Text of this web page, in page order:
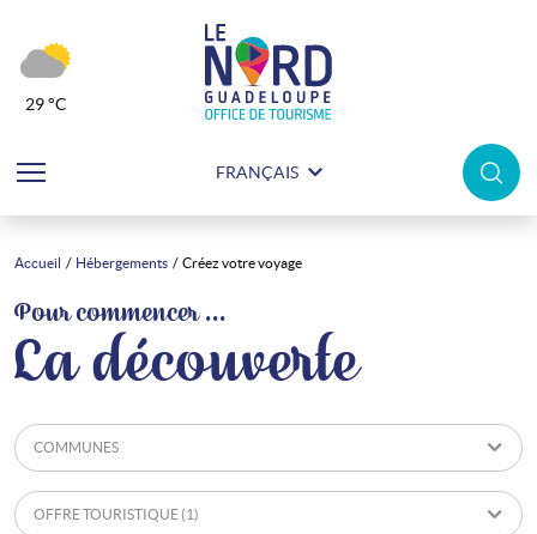
FRANÇAIS
29 °C
Accueil Hébergements Créez votre voyage
Hébergements
Pour commencer ...
La découverte
COMMUNES
OFFRE TOURISTIQUE (1)